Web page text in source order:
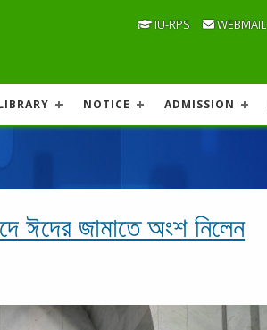
IU-RPS WEBMAIL
NOTICE ADMISSION
ঈদের জামাতে অংশ নিলেন